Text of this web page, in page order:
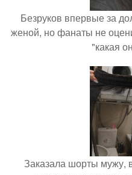
Безруков впервые за
женой, но фанаты не
"какая
Заказала шорты мужу,